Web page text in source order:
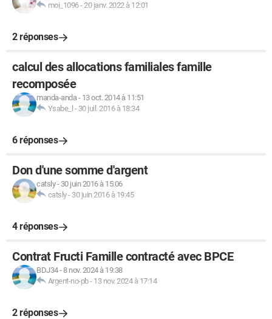
moi_1096-20 janv. 2022 à 12:01
2 réponses
calcul des allocations familiales famille
recomposée
manda-anda- 13 oct. 2014 à 11:51
Ysabe_l - 30 juil. 2016 à 18:34
6 réponses
Don d'une somme d'argent
catsly- 30 juin 2016 à 15:06
catsly- 30 juin 2016 à 19:45
4 réponses
Contrat Fructi Famille contracté avec BPCE
BDJ34-8 nov. 2024 à 19:38
Argent-no-pb- 13 nov. 2024 à 17:14
2 réponses